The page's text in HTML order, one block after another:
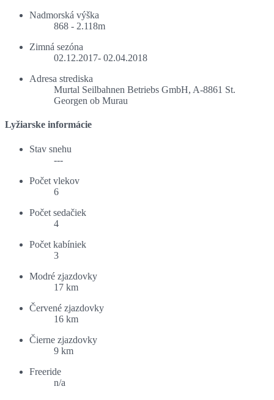
Nadmorská výška
868 - 2.118m
Zimná sezóna
02.12.2017- 02.04.2018
Adresa strediska
Murtal Seilbahnen Betriebs GmbH, A-8861 St.
Georgen ob Murau
Lyžiarske informácie
Stav snehu
---
Počet vlekov
6
Počet sedačiek
4
Počet kabíniek
3
Modré zjazdovky
17 km
Červené zjazdovky
16 km
Čierne zjazdovky
9 km
Freeride
n/a